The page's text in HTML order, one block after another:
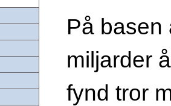
På basen
miljarder
fynd tror